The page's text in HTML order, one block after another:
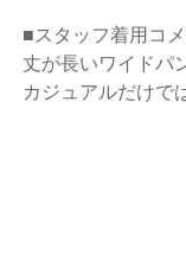
■スタッフ着用コ
丈が長いワイドパ
カジュアルだけで